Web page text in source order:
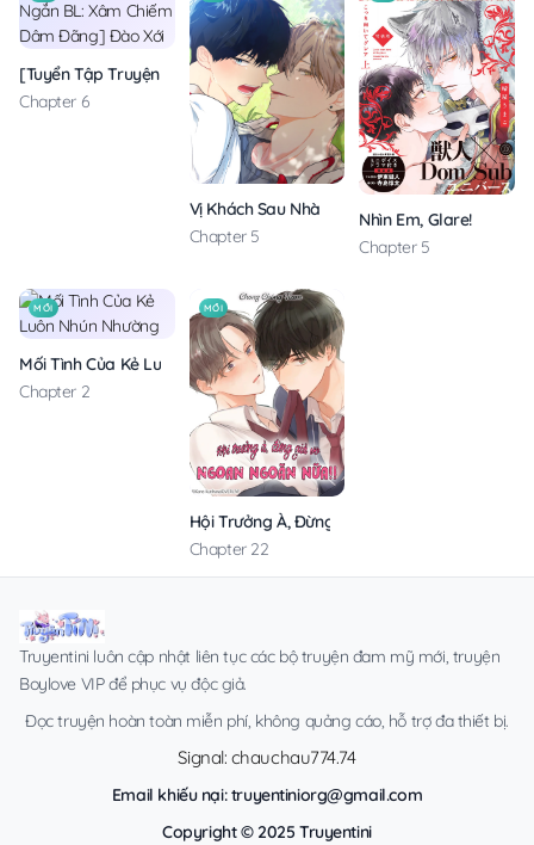
[Tuyển Tập Truyện Ngắn BL: Xâm Chiếm Dâm Đãng] Đào Xới
Chapter 6
Vị Khách Sau Nhà
Chapter 5
Nhìn Em, Glare!
Chapter 5
MỚI
Mối Tình Của Kẻ Luôn Nhún Nhường
Chapter 2
MỚI
Hội Trưởng À, Đừng Giả Vờ Ngoan Ngoãn
Chapter 22
Truyentini luôn cập nhật liên tục các bộ truyện đam mỹ mới, truyện
Boylove VIP để phục vụ độc giả.
Đọc truyện hoàn toàn miễn phí, không quảng cáo, hỗ trợ đa thiết bị.
Signal: chauchau774.74
Email khiếu nại:truyentiniorg@gmail.com
Copyright © 2025 Truyentini